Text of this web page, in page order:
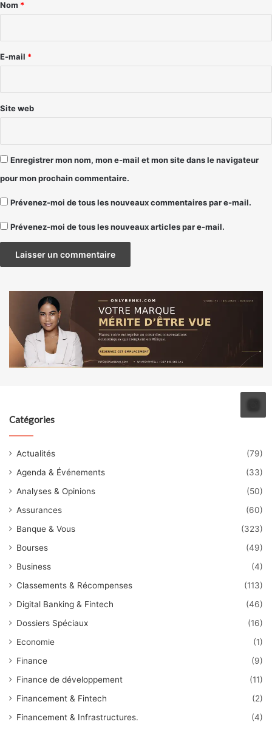
e
Nom *
E-mail *
Site web
Enregistrer mon nom, mon e-mail et mon site dans le navigateur
pour mon prochain commentaire.
Prévenez-moi de tous les nouveaux commentaires par e-mail.
Prévenez-moi de tous les nouveaux articles par e-mail.
Catégories
Actualités
(79)
Agenda & Événements
(33)
Analyses & Opinions
(50)
Assurances
(60)
Banque & Vous
(323)
Bourses
(49)
Business
(4)
Classements & Récompenses
(113)
Digital Banking & Fintech
(46)
Dossiers Spéciaux
(16)
Economie
(1)
Finance
(9)
Finance de développement
(11)
Financement & Fintech
(2)
Financement & Infrastructures.
(4)